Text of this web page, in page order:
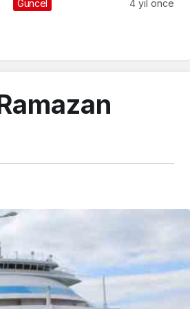
Güncel 4 yıl önce